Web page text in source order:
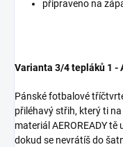
připraveno na
Varianta 3/4 tepláků 1 -
Pánské fotbalové
přiléhavý střih, který ti
materiál AEROREADY
dokud se nevrátíš do